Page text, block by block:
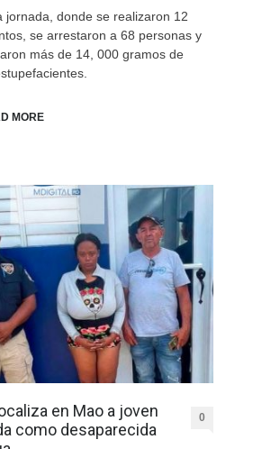
jornada, donde se realizaron 12
se arrestaron a 68 personas y
más de 14, 000 gramos de
MORE
en Mao a joven
como desaparecida
0